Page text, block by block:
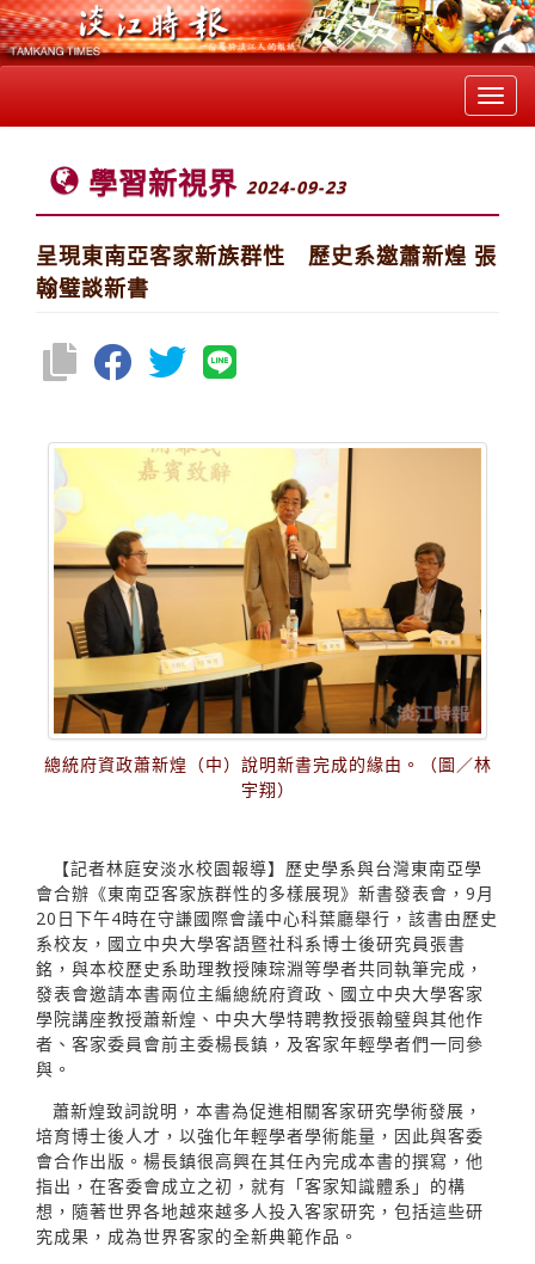
學習新視界 2024-09-23
呈現東南亞客家新族群性 歷史系邀蕭新煌 張
翰璧談新書
總統府資政蕭新煌（中）說明新書完成的緣由。（圖／林
宇翔）
【記者林庭安淡水校園報導】歷史學系與台灣東南亞學
會合辦《東南亞客家族群性的多樣展現》新書發表會，9月
20日下午4時在守謙國際會議中心科葉廳舉行，該書由歷史
系校友，國立中央大學客語暨社科系博士後研究員張書
銘，與本校歷史系助理教授陳琮淵等學者共同執筆完成，
發表會邀請本書兩位主編總統府資政、國立中央大學客家
學院講座教授蕭新煌、中央大學特聘教授張翰璧與其他作
者、客家委員會前主委楊長鎮，及客家年輕學者們一同參
與。
蕭新煌致詞說明，本書為促進相關客家研究學術發展，
培育博士後人才，以強化年輕學者學術能量，因此與客委
會合作出版。楊長鎮很高興在其任內完成本書的撰寫，他
指出，在客委會成立之初，就有「客家知識體系」的構
想，隨著世界各地越來越多人投入客家研究，包括這些研
究成果，成為世界客家的全新典範作品。